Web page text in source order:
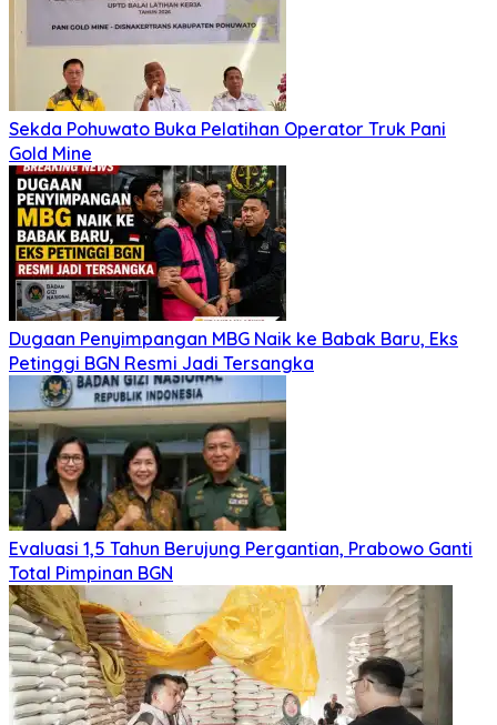
Sekda Pohuwato Buka Pelatihan Operator Truk Pani
Gold Mine
Dugaan Penyimpangan MBG Naik ke Babak Baru, Eks
Petinggi BGN Resmi Jadi Tersangka
Evaluasi 1,5 Tahun Berujung Pergantian, Prabowo Ganti
Total Pimpinan BGN